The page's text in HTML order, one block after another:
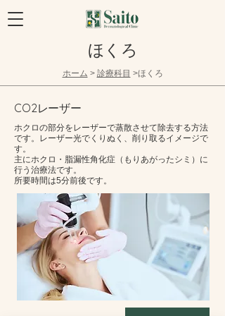
ほくろ
​ホーム > 診療科目 >ほくろ
CO2レーザー
ホクロの部分をレーザーで蒸散させて除去する方法
です。レーザー光でくりぬく、削り取るイメージで
す。
主にホクロ・脂漏性角化症（もりあがったシミ）に
行う治療法です。
所要時間は5分前後です。​​​​​​